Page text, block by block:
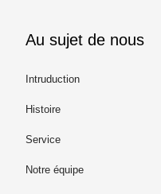
Au sujet de nous
Intruduction
Histoire
Service
Notre équipe